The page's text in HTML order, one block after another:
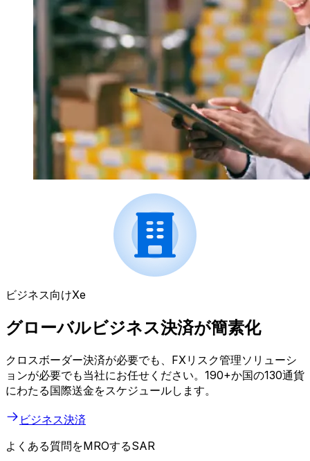
ビジネス向けXe
グローバルビジネス決済が簡素化
クロスボーダー決済が必要でも、FXリスク管理ソリューシ
ョンが必要でも当社にお任せください。190+か国の130通貨
にわたる国際送金をスケジュールします。
ビジネス決済
よくある質問をMROするSAR